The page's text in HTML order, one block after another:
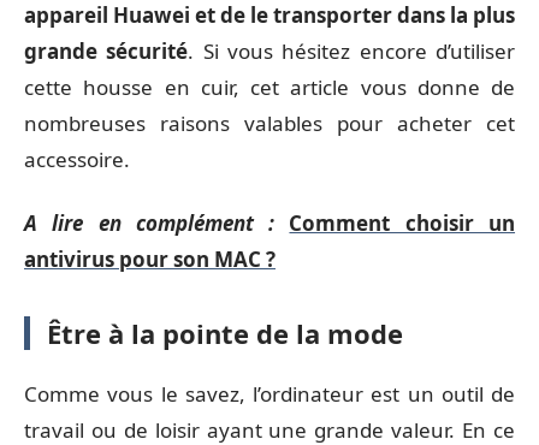
appareil Huawei et de le transporter dans la plus
grande sécurité. Si vous hésitez encore d’utiliser
cette housse en cuir, cet article vous donne de
nombreuses raisons valables pour acheter cet
accessoire.
A lire en complément : Comment choisir un
antivirus pour son MAC ?
Être à la pointe de la mode
Comme vous le savez, l’ordinateur est un outil de
travail ou de loisir ayant une grande valeur. En ce